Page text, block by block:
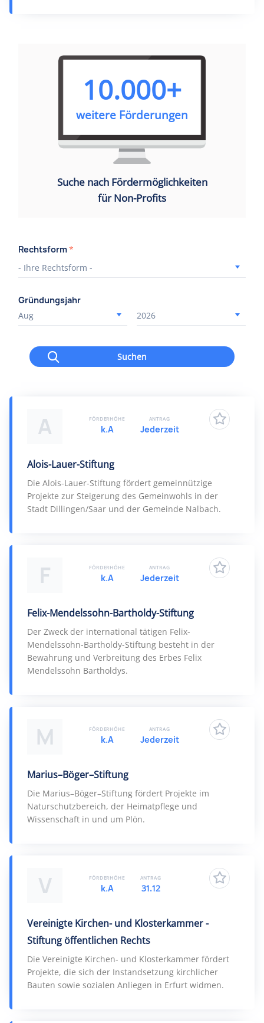
10.000+
weitere Förderungen
Suche nach Fördermöglichkeiten
für Non-Profits
Rechtsform*
Gründungsjahr
Suchen
A
Alois-Lauer-Stiftung
Die Alois-Lauer-Stiftung fördert gemeinnützige
Projekte zur Steigerung des Gemeinwohls in der
Stadt Dillingen/Saar und der Gemeinde Nalbach.
FÖRDERHÖHE
k.A
ANTRAG
Jederzeit
F
Felix-Mendelssohn-Bartholdy-Stiftung
Der Zweck der international tätigen Felix-
Mendelssohn-Bartholdy-Stiftung besteht in der
Bewahrung und Verbreitung des Erbes Felix
Mendelssohn Bartholdys.
FÖRDERHÖHE
k.A
ANTRAG
Jederzeit
M
Marius–Böger–Stiftung
Die Marius–Böger–Stiftung fördert Projekte im
Naturschutzbereich, der Heimatpflege und
Wissenschaft in und um Plön.
FÖRDERHÖHE
k.A
ANTRAG
Jederzeit
V
Vereinigte Kirchen- und Klosterkammer -
Stiftung öffentlichen Rechts
Die Vereinigte Kirchen- und Klosterkammer fördert
Projekte, die sich der Instandsetzung kirchlicher
Bauten sowie sozialen Anliegen in Erfurt widmen.
FÖRDERHÖHE
k.A
ANTRAG
31.12